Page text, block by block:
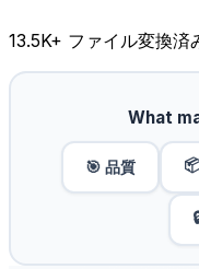
13.5K+ ファイル変換済
What
🎯 品質